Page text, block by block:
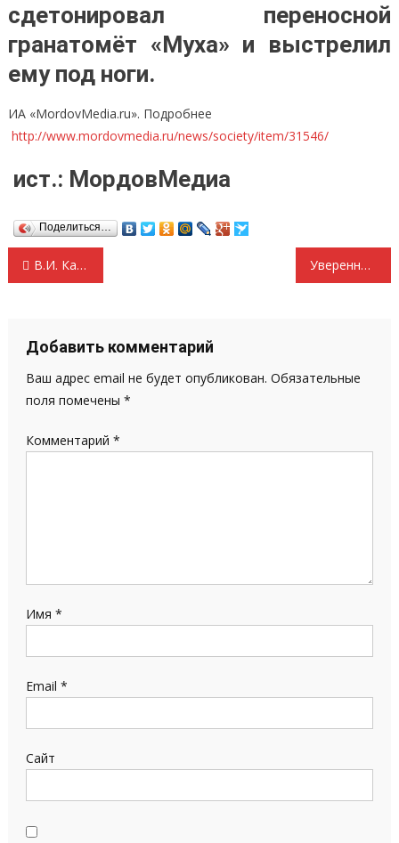
сдетонировал переносной
гранатомёт «Муха» и выстрелил
ему под ноги.
ИА «MordovMedia.ru». Подробнее
http://www.mordovmedia.ru/news/society/item/31546/
ист.: МордовМедиа
Поделиться…
Навигация
записям
В.И. Кашин: «Народ Новороссии заслуживает победы!». На Донбасс отправлен очередной гуманитарный конвой КПРФ Уверенно войти в ответственный год! Обращение Председателя ЦК КПРФ Г.А. Зюганова в газете «Правда»
Добавить комментарий
Ваш адрес email не будет опубликован. Обязательные
поля помечены *
Комментарий *
Имя *
Email *
Сайт